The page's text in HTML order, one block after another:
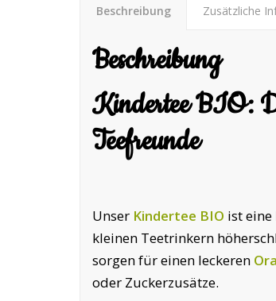
Beschreibung Zusätzliche
Beschreibung
Kindertee BIO:
Teefreunde
Unser Kindertee BIO ist
kleinen Teetrinkern
sorgen für einen leckeren
oder Zuckerzusätze.